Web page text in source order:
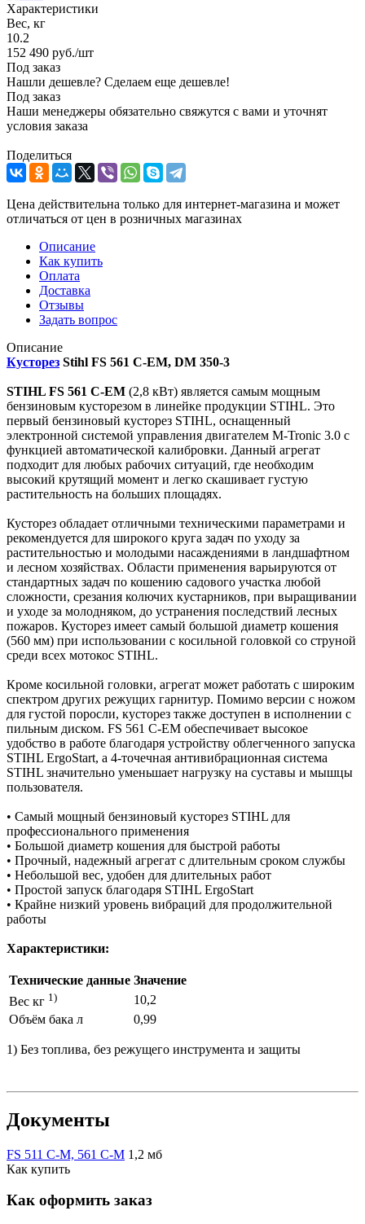
Характеристики
Вес, кг
10.2
152 490 руб./шт
Под заказ
Нашли дешевле? Сделаем еще дешевле!
Под заказ
Наши менеджеры обязательно свяжутся с вами и уточнят
условия заказа
Поделиться
Цена действительна только для интернет-магазина и может
отличаться от цен в розничных магазинах
Описание
Как купить
Оплата
Доставка
Отзывы
Задать вопрос
Описание
Кусторез Stihl FS 561 C-EM, DM 350-3
STIHL FS 561 C-EM (2,8 кВт) является самым мощным
бензиновым кусторезом в линейке продукции STIHL. Это
первый бензиновый кусторез STIHL, оснащенный
электронной системой управления двигателем M-Tronic 3.0 с
функцией автоматической калибровки. Данный агрегат
подходит для любых рабочих ситуаций, где необходим
высокий крутящий момент и легко скашивает густую
растительность на больших площадях.
Кусторез обладает отличными техническими параметрами и
рекомендуется для широкого круга задач по уходу за
растительностью и молодыми насаждениями в ландшафтном
и лесном хозяйствах. Области применения варьируются от
стандартных задач по кошению садового участка любой
сложности, срезания колючих кустарников, при выращивании
и уходе за молодняком, до устранения последствий лесных
пожаров. Кусторез имеет самый большой диаметр кошения
(560 мм) при использовании с косильной головкой со струной
среди всех мотокос STIHL.
Кроме косильной головки, агрегат может работать с широким
спектром других режущих гарнитур. Помимо версии с ножом
для густой поросли, кусторез также доступен в исполнении с
пильным диском. FS 561 C-EM обеспечивает высокое
удобство в работе благодаря устройству облегченного запуска
STIHL ErgoStart, а 4-точечная антивибрационная система
STIHL значительно уменьшает нагрузку на суставы и мышцы
пользователя.
• Самый мощный бензиновый кусторез STIHL для
профессионального применения
• Большой диаметр кошения для быстрой работы
• Прочный, надежный агрегат с длительным сроком службы
• Небольшой вес, удобен для длительных работ
• Простой запуск благодаря STIHL ErgoStart
• Крайне низкий уровень вибраций для продолжительной
работы
Характеристики:
Технические данные Значение
Вес кг 1)
10,2
Объём бака л
0,99
1) Без топлива, без режущего инструмента и защиты
Документы
FS 511 C-M, 561 C-M 1,2 мб
Как купить
Как оформить заказ